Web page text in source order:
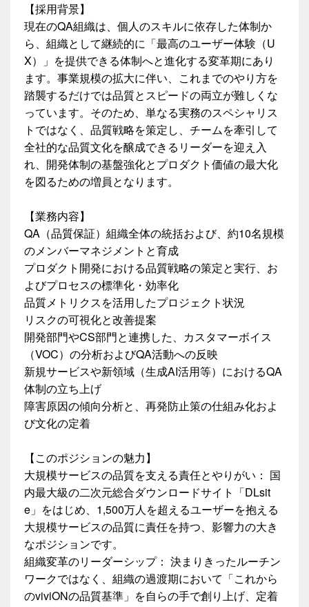
【採用背景】
現在のQA組織は、個人のスキルに依存した体制か
ら、組織として継続的に「最高のユーザー体験（U
X）」を提供できる体制へと進化する変革期にあり
ます。事業規模の拡大に伴い、これまでのやり方を
踏襲するだけでは品質とスピードの両立が難しくな
っています。そのため、単なる実務のスペシャリス
トではなく、品質戦略を策定し、チームを牽引して
全社的な品質文化を醸成できるリーダーを迎え入
れ、開発体制の基盤強化とプロダクト価値の最大化
を図るための増員となります。
【業務内容】
QA（品質保証）組織全体の統括および、約10名規模
のメンバーマネジメントと育成
プロダクト開発における品質戦略の策定と実行、お
よびプロセスの標準化・効率化
品質メトリクスを活用したプロジェクト状況
リスクの可視化と改善提案
開発部門やCS部門と連携した、カスタマーボイス
（VOC）の分析およびQA活動への反映
新規サービスや新領域（生成AI活用等）におけるQA
体制の立ち上げ
障害原因の傾向分析と、再発防止策の仕組み化およ
び文化の定着
【このポジションの魅力】
大規模サービスの品質を支える責任とやりがい： 国
内最大級の二次元総合ダウンロードサイト「DLsit
e」をはじめ、1,500万人を超えるユーザーを抱える
大規模サービスの品質に責任を持つ、影響力の大き
なポジションです。
組織変革のリーダーシップ： 決まりきったルーチン
ワークではなく、組織の過渡期において「これから
のviviONの品質基準」を自らの手で創り上げ、定着